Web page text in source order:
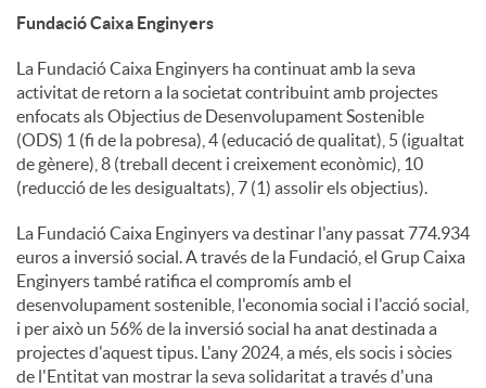
Fundació Caixa Enginyers
La Fundació Caixa Enginyers ha continuat amb la seva
activitat de retorn a la societat contribuint amb projectes
enfocats als Objectius de Desenvolupament Sostenible
(ODS) 1 (fi de la pobresa), 4 (educació de qualitat), 5 (igualtat
de gènere), 8 (treball decent i creixement econòmic), 10
(reducció de les desigualtats), 7 (1) assolir els objectius).
La Fundació Caixa Enginyers va destinar l'any passat 774.934
euros a inversió social. A través de la Fundació, el Grup Caixa
Enginyers també ratifica el compromís amb el
desenvolupament sostenible, l'economia social i l'acció social,
i per això un 56% de la inversió social ha anat destinada a
projectes d'aquest tipus. L'any 2024, a més, els socis i sòcies
de l'Entitat van mostrar la seva solidaritat a través d'una